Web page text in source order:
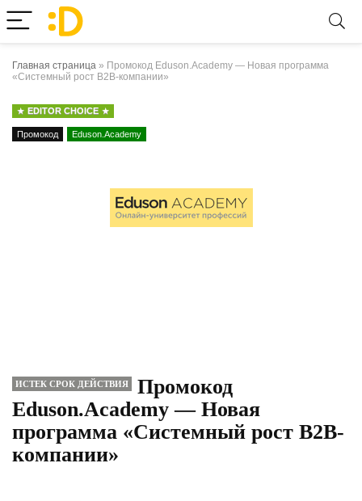
Главная страница » Промокод Eduson.Academy — Новая программа
«Системный рост B2B-компании»
EDITOR CHOICE
Промокод Eduson.Academy
ИСТЕК СРОК ДЕЙСТВИЯ
Промокод
Eduson.Academy — Новая
программа «Системный рост B2B-
компании»